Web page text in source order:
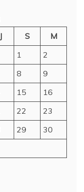
J S
M
1
2
8
9
15
16
22
23
29
30